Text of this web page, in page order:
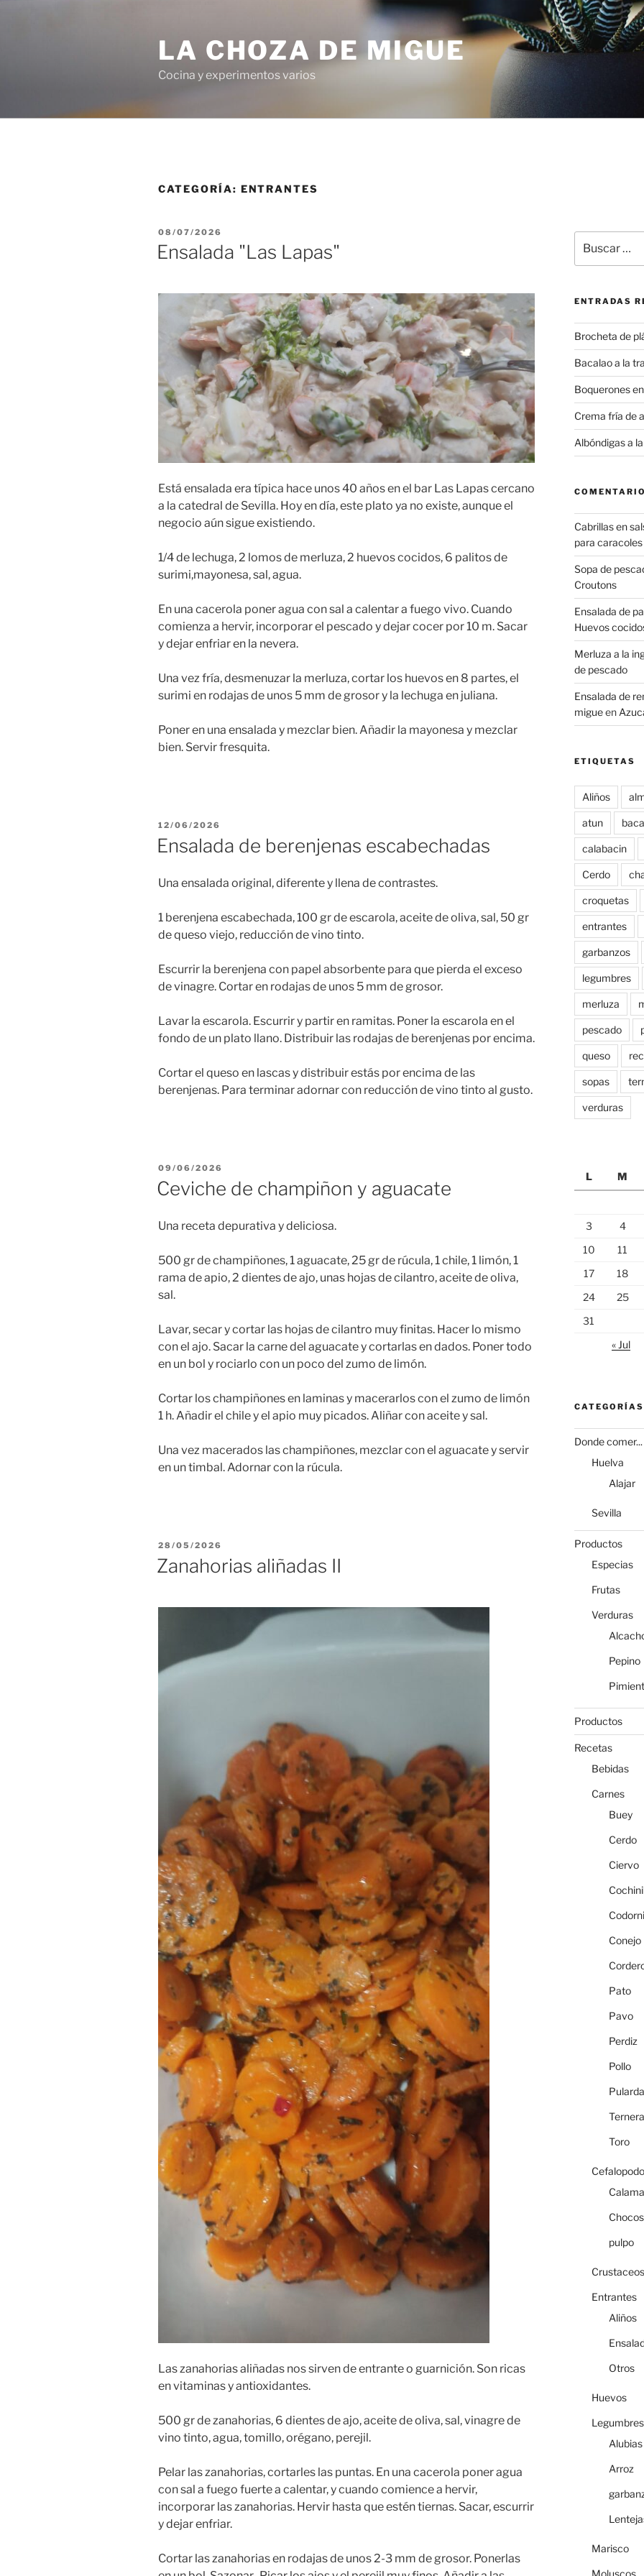
LA CHOZA DE MIGUE
Cocina y experimentos varios
CATEGORÍA: ENTRANTES
PUBLICADO
EL
08/07/2026
Ensalada "Las Lapas"
Está ensalada era típica hace unos 40 años en el bar Las Lapas cercano
a la catedral de Sevilla. Hoy en día, este plato ya no existe, aunque el
negocio aún sigue existiendo.
1/4 de lechuga, 2 lomos de merluza, 2 huevos cocidos, 6 palitos de
surimi,mayonesa, sal, agua.
En una cacerola poner agua con sal a calentar a fuego vivo. Cuando
comienza a hervir, incorporar el pescado y dejar cocer por 10 m. Sacar
y dejar enfriar en la nevera.
Una vez fría, desmenuzar la merluza, cortar los huevos en 8 partes, el
surimi en rodajas de unos 5 mm de grosor y la lechuga en juliana.
Poner en una ensalada y mezclar bien. Añadir la mayonesa y mezclar
bien. Servir fresquita.
PUBLICADO
EL
12/06/2026
Ensalada de berenjenas escabechadas
Una ensalada original, diferente y llena de contrastes.
1 berenjena escabechada, 100 gr de escarola, aceite de oliva, sal, 50 gr
de queso viejo, reducción de vino tinto.
Escurrir la berenjena con papel absorbente para que pierda el exceso
de vinagre. Cortar en rodajas de unos 5 mm de grosor.
Lavar la escarola. Escurrir y partir en ramitas. Poner la escarola en el
fondo de un plato llano. Distribuir las rodajas de berenjenas por encima.
Cortar el queso en lascas y distribuir estás por encima de las
berenjenas. Para terminar adornar con reducción de vino tinto al gusto.
PUBLICADO
EL
09/06/2026
Ceviche de champiñon y aguacate
Una receta depurativa y deliciosa.
500 gr de champiñones, 1 aguacate, 25 gr de rúcula, 1 chile, 1 limón, 1
rama de apio, 2 dientes de ajo, unas hojas de cilantro, aceite de oliva,
sal.
Lavar, secar y cortar las hojas de cilantro muy finitas. Hacer lo mismo
con el ajo. Sacar la carne del aguacate y cortarlas en dados. Poner todo
en un bol y rociarlo con un poco del zumo de limón.
Cortar los champiñones en laminas y macerarlos con el zumo de limón
1 h. Añadir el chile y el apio muy picados. Aliñar con aceite y sal.
Una vez macerados las champiñones, mezclar con el aguacate y servir
en un timbal. Adornar con la rúcula.
PUBLICADO
EL
28/05/2026
Zanahorias aliñadas II
Las zanahorias aliñadas nos sirven de entrante o guarnición. Son ricas
en vitaminas y antioxidantes.
500 gr de zanahorias, 6 dientes de ajo, aceite de oliva, sal, vinagre de
vino tinto, agua, tomillo, orégano, perejil.
Pelar las zanahorias, cortarles las puntas. En una cacerola poner agua
con sal a fuego fuerte a calentar, y cuando comience a hervir,
incorporar las zanahorias. Hervir hasta que estén tiernas. Sacar, escurrir
y dejar enfriar.
Cortar las zanahorias en rodajas de unos 2-3 mm de grosor. Ponerlas
por:
ENTRADAS
Brocheta de
Bacalao a la
Boquerones
Crema fría de
Albóndigas a
Cabrillas en
para caracoles
Sopa de
Croutons
Ensalada de
Huevos
Merluza a la
de pescado
Ensalada de
migueen
ETIQUETAS
Aliños
atun
calabacin
Cerdo
croquetas
entrantes
garbanzos
legumbres
merluza
pescado
queso
sopas
verduras
L
M
3
4
10
11
17
18
24
25
31
« Jul
CATEGORÍAS
Donde comer...
Huelva
Alajar
Sevilla
Productos
Especias
Frutas
Verduras
Pepino
Productos
Recetas
Bebidas
Carnes
Buey
Cerdo
Ciervo
Conejo
Pato
Pavo
Perdiz
Pollo
Pularda
Ternera
Toro
Chocos
pulpo
Crustaceos
Entrantes
Aliños
Otros
Huevos
Legumbres
Alubias
Arroz
Marisco
Moluscos